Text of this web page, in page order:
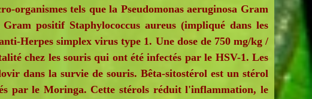
tels que la Pseudomonas aeruginosa Gram
positif Staphylococcus aureus (impliqué dans les
Herpes simplex virus type 1. Une dose de 750 mg/kg /
chez les souris qui ont été infectés par le HSV-1. Les
dans la survie de souris. Bêta-sitostérol est un stérol
par le Moringa. Cette stérols réduit l'inflammation, le